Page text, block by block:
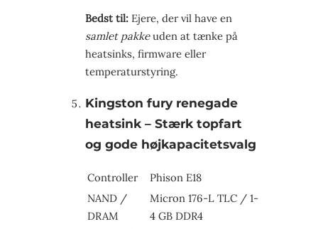
Bedst til: Ejere, der vil have en
samlet pakkeuden at tænke på
heatsinks, firmware eller
temperaturstyring.
Kingston fury renegade
heatsink – Stærk topfart
og gode højkapacitetsvalg
Controller
Phison E18
NAND /
DRAM
Micron 176-L TLC / 1-
4 GB DDR4